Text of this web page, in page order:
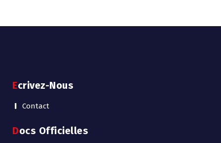
Ecrivez-Nous
Contact
Docs Officielles